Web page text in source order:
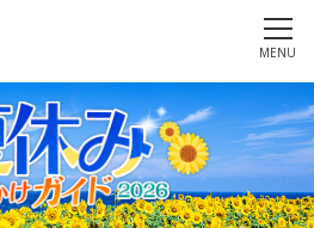
MENU